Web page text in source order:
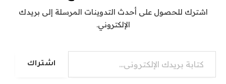
اشترك للحصول على أحدث التدوينات المرسلة إلى بريدك
الإلكتروني.
كتابة بريدك الإلكتروني...
اشتراك